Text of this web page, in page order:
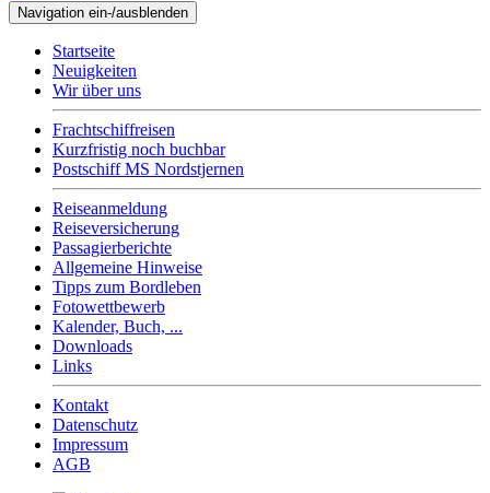
Navigation ein-/ausblenden
Startseite
Neuigkeiten
Wir über uns
Frachtschiffreisen
Kurzfristig noch buchbar
Postschiff MS Nordstjernen
Reiseanmeldung
Reiseversicherung
Passagierberichte
Allgemeine Hinweise
Tipps zum Bordleben
Fotowettbewerb
Kalender, Buch, ...
Downloads
Links
Kontakt
Datenschutz
Impressum
AGB